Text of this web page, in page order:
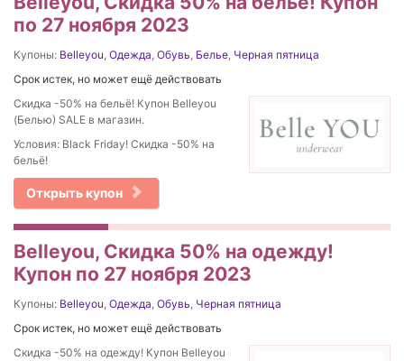
по 27 ноября 2023
Купоны: Belleyou, Одежда, Обувь, Белье, Черная пятница
Срок истек, но может ещё действовать
Скидка -50% на бельё! Купон Belleyou
(Белью) SALE в магазин.
Условия: Black Friday! Скидка -50% на
бельё!
Открыть купон
Belleyou, Скидка 50% на одежду!
Купон по 27 ноября 2023
Купоны: Belleyou, Одежда, Обувь, Черная пятница
Срок истек, но может ещё действовать
Скидка -50% на одежду! Купон Belleyou